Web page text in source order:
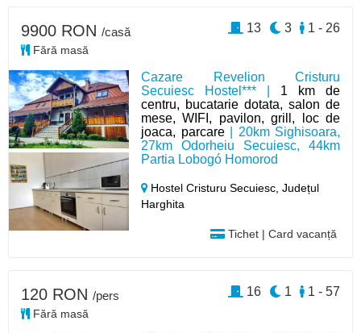
Cazare Revelion Cristuru
Secuiesc Hostel*** | 1 km de
centru, bucatarie dotata, salon de
mese, WIFI, pavilon, grill, loc de
joaca, parcare| 20km Sighisoara,
27km Odorheiu Secuiesc, 44km
Partia Lobogó Homorod
Hostel Cristuru Secuiesc,Județul
Harghita
Tichet | Card vacanță
9900 RON /casă
Fără masă
1 - 26
3
13
120 RON /pers
Fără masă
1 - 57
1
16